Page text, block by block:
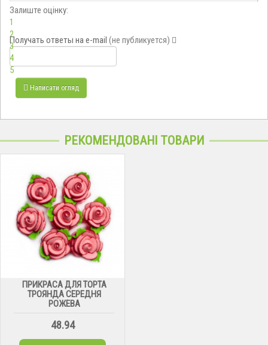
Залиште оцінку:
1
2
3
4
5
Получать ответы на e-mail (не публикуется)
Написати огляд
РЕКОМЕНДОВАНІ ТОВАРИ
ПРИКРАСА ДЛЯ ТОРТА
ТРОЯНДА СЕРЕДНЯ
РОЖЕВА
48.94